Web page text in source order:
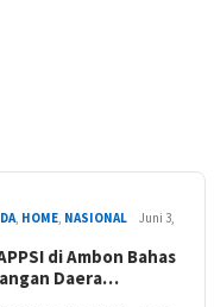
, HOME, NASIONAL
Juni 3,
di Ambon Bahas
Daera…